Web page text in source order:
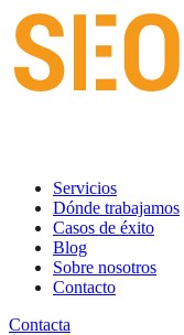
Servicios
Dónde trabajamos
Casos de éxito
Blog
Sobre nosotros
Contacto
Contacta